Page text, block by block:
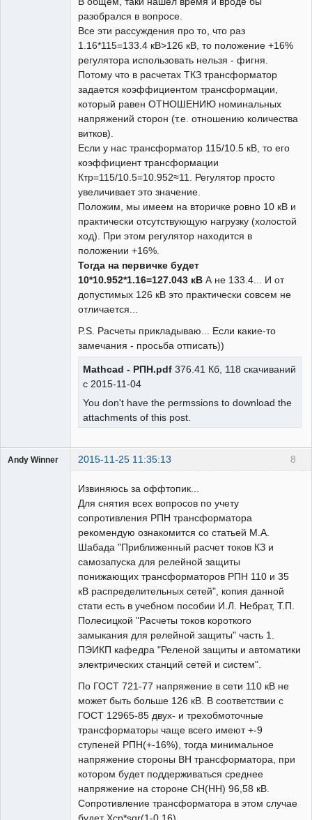
разобрался в вопросе.
Все эти рассуждения про то, что раз
1.16*115=133.4 кВ>126 кВ, то положение +16%
регулятора использовать нельзя - фигня.
Потому что в расчетах ТКЗ трансформатор
задается коэффициентом трансформации,
который равен ОТНОШЕНИЮ номинальных
напряжений сторон (т.е. отношению количества
витков).
Если у нас трансформатор 115/10.5 кВ, то его
коэффициент трансформации
Ктр=115/10.5=10.952≈11. Регулятор просто
увеличивает это значение.
Положим, мы имеем на вторичке ровно 10 кВ и
практически отсутствующую нагрузку (холостой
ход). При этом регулятор находится в
положении +16%.
Тогда на первичке будет
10*10.952*1.16=127.043 кВ А не 133.4... И от
допустимых 126 кВ это практически совсем не
отличается...
P.S. Расчеты прикладываю... Если какие-то
замечания - просьба отписать))
Mathcad - РПН.pdf 376.41 Кб, 118 скачиваний
с 2015-11-04
You don't have the permssions to download the
attachments of this post.
8
Andy Winner 2015-11-25 11:35:13
Извиняюсь за оффтопик...
Для снятия всех вопросов по учету
сопротивления РПН трансформатора
рекомендую ознакомится со статьей М.А.
Шабада "Приближенный расчет токов КЗ и
самозапуска для релейной защиты
понижающих трансформаторов РПН 110 и 35
кВ распределительных сетей", копия данной
стати есть в учебном пособии И.Л. Небрат, Т.П.
Полесицкой "Расчеты токов короткого
замыкания для релейной защиты" часть 1.
ПЭИКП кафедра "Реленой защиты и автоматики
электрических станций сетей и систем".
По ГОСТ 721-77 напряжение в сети 110 кВ не
может быть больше 126 кВ. В соответствии с
ГОСТ 12965-85 двух- и трехобмоточные
трансформаторы чаще всего имеют +-9
ступеней РПН(+-16%), тогда минимальное
напряжение стороны ВН трансформатора, при
котором будет поддерживаться среднее
напряжение на стороне СН(НН) 96,58 кВ.
Сопротивление трансформатора в этом случае
будет Xср*sqr(1-0,16).